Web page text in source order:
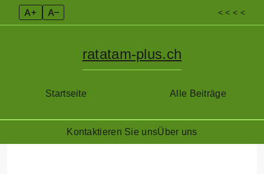
A+ A– < < < <
Startseite
ratatam-plus.ch
Alle Beiträge
Kontaktieren Sie unsÜber uns